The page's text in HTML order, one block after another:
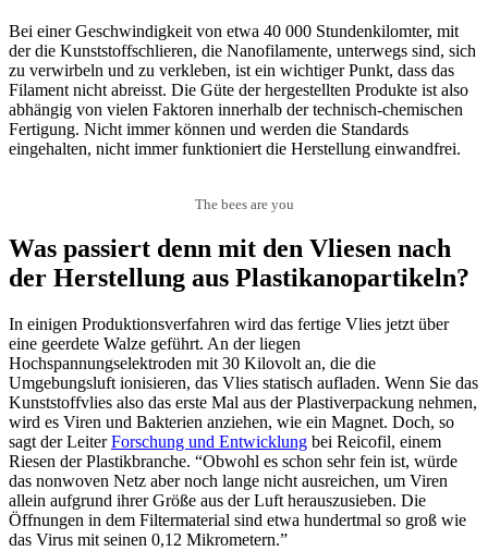
Bei einer Geschwindigkeit von etwa 40 000 Stundenkilomter, mit
der die Kunststoffschlieren, die Nanofilamente, unterwegs sind, sich
zu verwirbeln und zu verkleben, ist ein wichtiger Punkt, dass das
Filament nicht abreisst. Die Güte der hergestellten Produkte ist also
abhängig von vielen Faktoren innerhalb der technisch-chemischen
Fertigung. Nicht immer können und werden die Standards
eingehalten, nicht immer funktioniert die Herstellung einwandfrei.
The bees are you
Was passiert denn mit den Vliesen nach
der Herstellung aus Plastikanopartikeln?
In einigen Produktionsverfahren wird das fertige Vlies jetzt über
eine geerdete Walze geführt. An der liegen
Hochspannungselektroden mit 30 Kilovolt an, die die
Umgebungsluft ionisieren, das Vlies statisch aufladen. Wenn Sie das
Kunststoffvlies also das erste Mal aus der Plastiverpackung nehmen,
wird es Viren und Bakterien anziehen, wie ein Magnet. Doch, so
sagt der LeiterForschung und Entwicklung bei Reicofil, einem
Riesen der Plastikbranche. “Obwohl es schon sehr fein ist, würde
das nonwoven Netz aber noch lange nicht ausreichen, um Viren
allein aufgrund ihrer Größe aus der Luft herauszusieben. Die
Öffnungen in dem Filtermaterial sind etwa hundertmal so groß wie
das Virus mit seinen 0,12 Mikrometern.”